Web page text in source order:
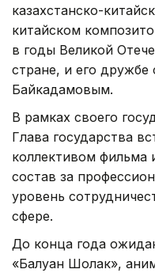
казахстанско-
китайском
в годы Великой
стране, и его
Байкадамовым.
В рамках своего
Глава государства
коллективом фильма
состав за
уровень
сфере.
До конца года
«Балуан Шолак»,